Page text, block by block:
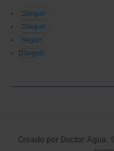
Seguir
Seguir
Seguir
Seguir
Creado por Doctor Agua.